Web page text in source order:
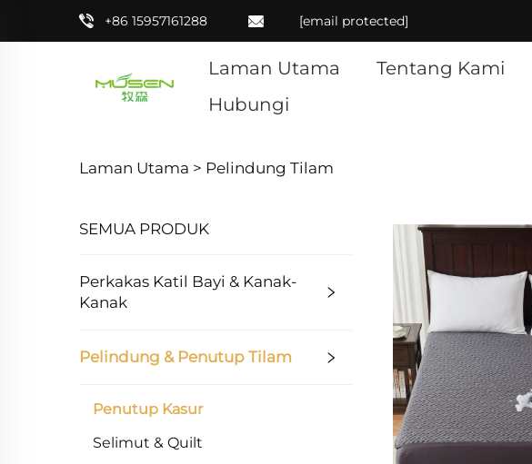
+86 15957161288 [email protected]
Laman Utama Tentang Kami
Hubungi
Laman Utama > Pelindung Tilam
SEMUA PRODUK
Perkakas Katil Bayi & Kanak-
Kanak
Pelindung & Penutup Tilam
Penutup Kasur
Selimut & Quilt